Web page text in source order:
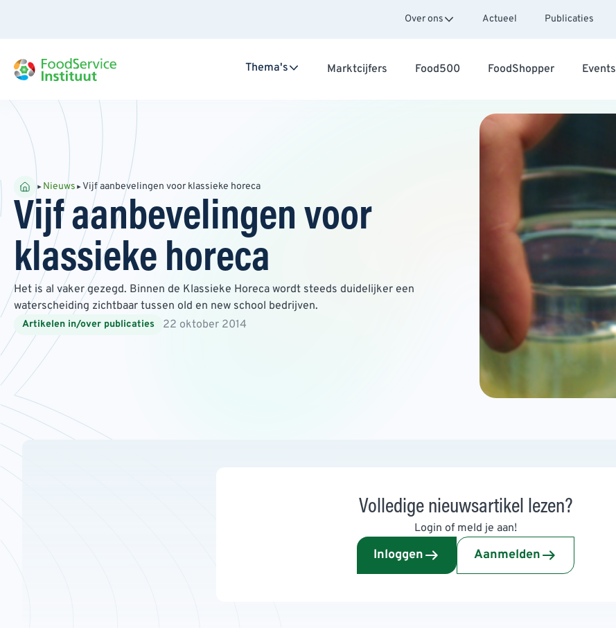
Over ons Actueel Publicaties
Thema's Marktcijfers Food500 FoodShopper Events
Nieuws Vijf aanbevelingen voor klassieke horeca
Vijf aanbevelingen voor
klassieke horeca
Het is al vaker gezegd. Binnen de Klassieke Horeca wordt steeds duidelijker een
waterscheiding zichtbaar tussen old en new school bedrijven.
Artikelen in/over publicaties 22 oktober 2014
Volledige nieuwsartikel lezen?
Login of meld je aan!
Inloggen Aanmelden